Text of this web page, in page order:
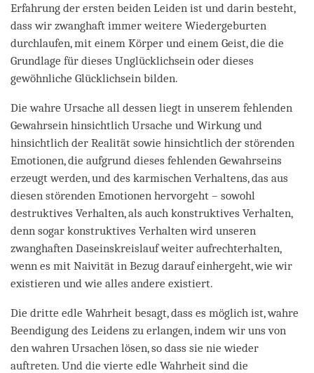
Erfahrung der ersten beiden Leiden ist und darin besteht,
dass wir zwanghaft immer weitere Wiedergeburten
durchlaufen, mit einem Körper und einem Geist, die die
Grundlage für dieses Unglücklichsein oder dieses
gewöhnliche Glücklichsein bilden.
Die wahre Ursache all dessen liegt in unserem fehlenden
Gewahrsein hinsichtlich Ursache und Wirkung und
hinsichtlich der Realität sowie hinsichtlich der störenden
Emotionen, die aufgrund dieses fehlenden Gewahrseins
erzeugt werden, und des karmischen Verhaltens, das aus
diesen störenden Emotionen hervorgeht – sowohl
destruktives Verhalten, als auch konstruktives Verhalten,
denn sogar konstruktives Verhalten wird unseren
zwanghaften Daseinskreislauf weiter aufrechterhalten,
wenn es mit Naivität in Bezug darauf einhergeht, wie wir
existieren und wie alles andere existiert.
Die dritte edle Wahrheit besagt, dass es möglich ist, wahre
Beendigung des Leidens zu erlangen, indem wir uns von
den wahren Ursachen lösen, so dass sie nie wieder
auftreten. Und die vierte edle Wahrheit sind die